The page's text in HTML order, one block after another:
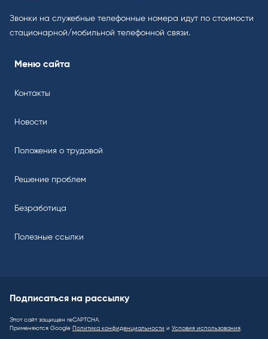
Звонки на служебные телефонные номера идут по стоимости
стационарной/мобильной телефонной связи.
Меню сайта
Контакты
Новости
Положения о трудовой
Решение проблем
Безработица
Полезные ссылки
Подписаться на рассылку
Этот сайт защищен reCAPTCHA.
Применяются Google Политика конфиденциальности и Условия использования.